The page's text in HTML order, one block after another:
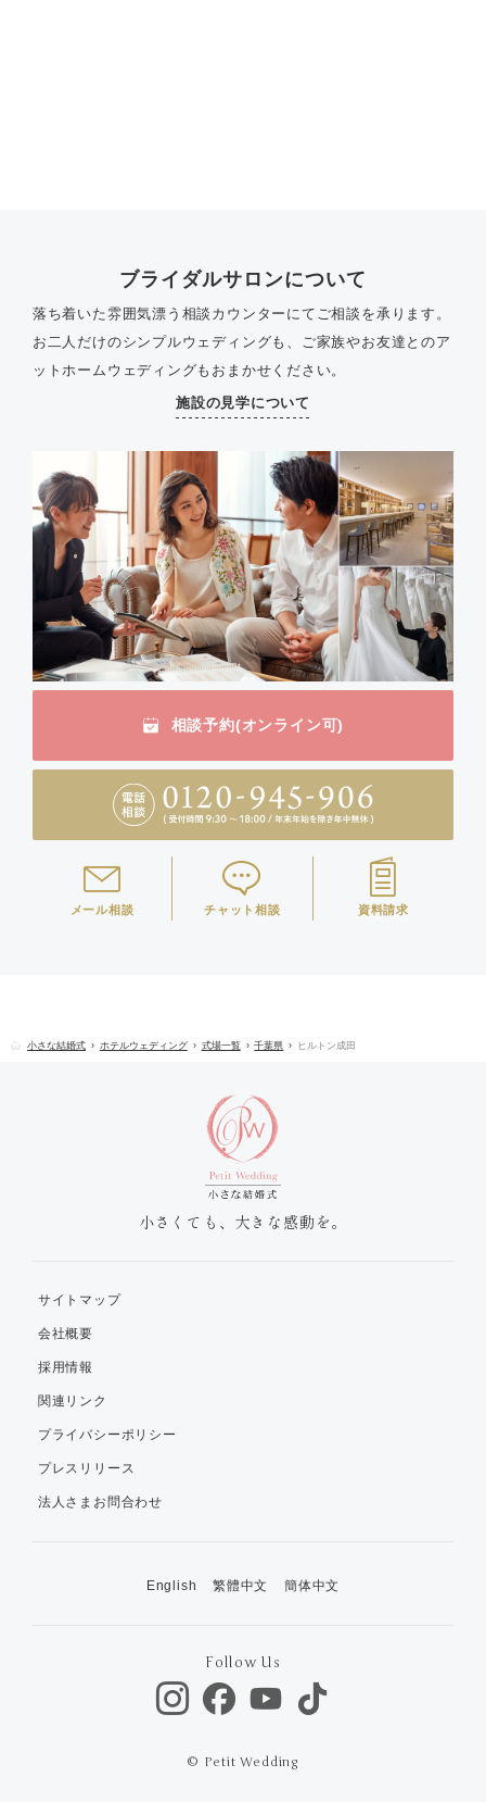
ブライダルサロンについて
落ち着いた雰囲気漂う相談カウンターにてご相談を承ります。
お二人だけのシンプルウェディングも、ご家族やお友達とのア
ットホームウェディングもおまかせください。
施設の見学について
相談予約(オンライン可)
メール相談 チャット相談 資料請求
小さな結婚式 ホテルウェディング 式場一覧 千葉県 ヒルトン成田
小さくても、大きな感動を。
サイトマップ
会社概要
採用情報
関連リンク
プライバシーポリシー
プレスリリース
法人さまお問合わせ
English 繁體中文 簡体中文
Follow Us
© Petit Wedding